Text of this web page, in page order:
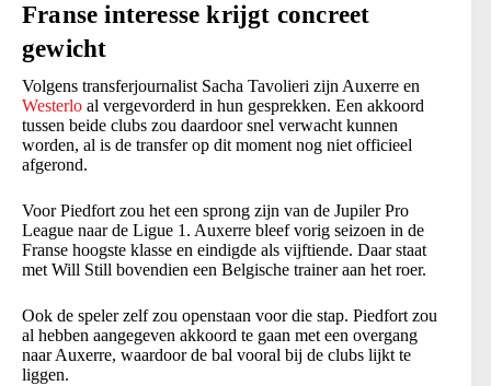
Franse interesse krijgt concreet
gewicht
Volgens transferjournalist Sacha Tavolieri zijn Auxerre en
Westerlo al vergevorderd in hun gesprekken. Een akkoord
tussen beide clubs zou daardoor snel verwacht kunnen
worden, al is de transfer op dit moment nog niet officieel
afgerond.
Voor Piedfort zou het een sprong zijn van de Jupiler Pro
League naar de Ligue 1. Auxerre bleef vorig seizoen in de
Franse hoogste klasse en eindigde als vijftiende. Daar staat
met Will Still bovendien een Belgische trainer aan het roer.
Ook de speler zelf zou openstaan voor die stap. Piedfort zou
al hebben aangegeven akkoord te gaan met een overgang
naar Auxerre, waardoor de bal vooral bij de clubs lijkt te
liggen.